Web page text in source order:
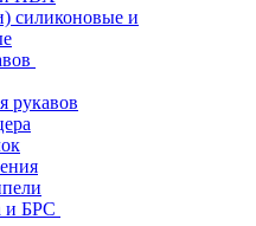
силиконовые и
рукавов
и БРС